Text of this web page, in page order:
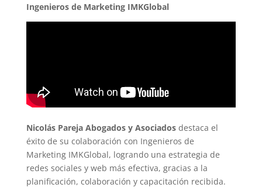
Ingenieros de Marketing IMKGlobal
Nicolás Pareja Abogados y Asociados destaca el
éxito de su colaboración con Ingenieros de
Marketing IMKGlobal, logrando una estrategia de
redes sociales y web más efectiva, gracias a la
planificación, colaboración y capacitación recibida.